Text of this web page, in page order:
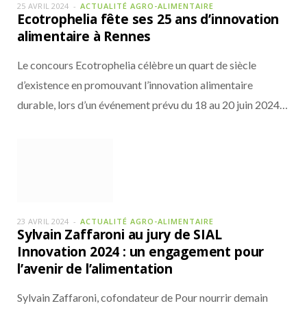
25 AVRIL 2024 ACTUALITÉ AGRO-ALIMENTAIRE
Ecotrophelia fête ses 25 ans d’innovation
alimentaire à Rennes
Le concours Ecotrophelia célèbre un quart de siècle
d’existence en promouvant l’innovation alimentaire
durable, lors d’un événement prévu du 18 au 20 juin 2024…
23 AVRIL 2024 ACTUALITÉ AGRO-ALIMENTAIRE
Sylvain Zaffaroni au jury de SIAL
Innovation 2024 : un engagement pour
l’avenir de l’alimentation
Sylvain Zaffaroni, cofondateur de Pour nourrir demain